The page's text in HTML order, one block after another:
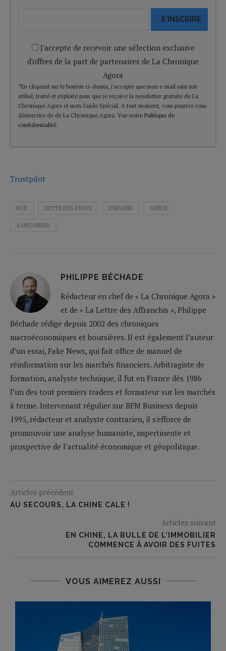
S'INSCRIRE
J'accepte de recevoir une sélection exclusive
d'offres de la part de partenaires de La Chronique
Agora
*En cliquant sur le bouton ci-dessus, j’accepte que mon e-mail saisi soit
utilisé, traité et exploité pour que je reçoive la newsletter gratuite de La
Chronique Agora et mon Guide Spécial. A tout moment, vous pourrez vous
désinscrire de de La Chronique Agora. Voir notre Politique de
confidentialité.
Trustpilot
BCE DETTE DES ETATS ESPAGNE GRÈCE
SANTANDER
PHILIPPE BÉCHADE
Rédacteur en chef de « La Chronique Agora »
et de « La Lettre des Affranchis », Philippe
Béchade rédige depuis 2002 des chroniques
macroéconomiques et boursières. Il est également l’auteur
d’un essai, Fake News, qui fait office de manuel de
réinformation sur les marchés financiers. Arbitragiste de
formation, analyste technique, il fut en France dès 1986
l’un des tout premiers traders et formateur sur les marchés
à terme. Intervenant régulier sur BFM Business depuis
1995, rédacteur et analyste contrarien, il s'efforce de
promouvoir une analyse humaniste, impertinente et
prospective de l’actualité économique et géopolitique.
Articles précédent
AU SECOURS, LA CHINE CALE !
Articles suivant
EN CHINE, LA BULLE DE L'IMMOBILIER
COMMENCE À AVOIR DES FUITES
VOUS AIMEREZ AUSSI